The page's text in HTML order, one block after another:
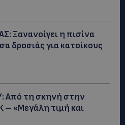
Ξανανοίγει η πισίνα
δροσιάς για κατοίκους
Από τη σκηνή στην
– «Μεγάλη τιμή και